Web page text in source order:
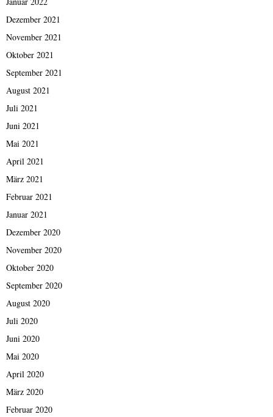
Dezember 2021
November 2021
Oktober 2021
September 2021
August 2021
Juli 2021
Juni 2021
Mai 2021
April 2021
März 2021
Februar 2021
Januar 2021
Dezember 2020
November 2020
Oktober 2020
September 2020
August 2020
Juli 2020
Juni 2020
Mai 2020
April 2020
März 2020
Februar 2020